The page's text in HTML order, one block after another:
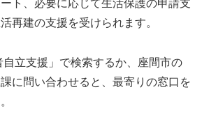
ト、必要に応じて生活保護の申請支
再建の支援を受けられます。
自立支援」で検索するか、座間市の
に問い合わせると、最寄りの窓口を